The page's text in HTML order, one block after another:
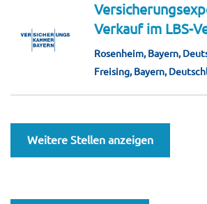
Verkauf im LBS-
Rosenheim, Bayern,
Freising, Bayern,
Weitere Stellen anzeigen